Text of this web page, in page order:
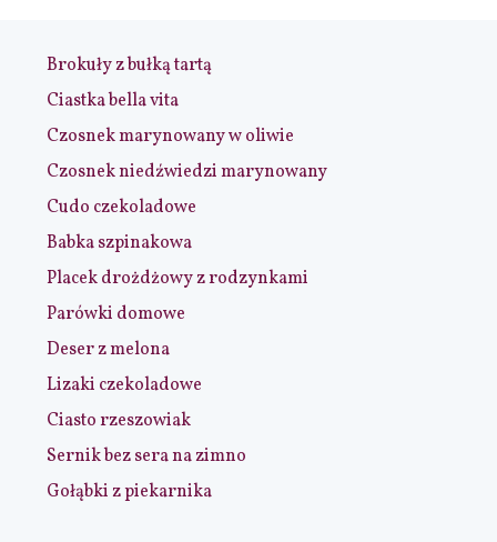
Brokuły z bułką tartą
Ciastka bella vita
Czosnek marynowany w oliwie
Czosnek niedźwiedzi marynowany
Cudo czekoladowe
Babka szpinakowa
Placek drożdżowy z rodzynkami
Parówki domowe
Deser z melona
Lizaki czekoladowe
Ciasto rzeszowiak
Sernik bez sera na zimno
Gołąbki z piekarnika